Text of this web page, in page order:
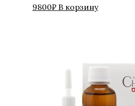
9800₽ В корзину